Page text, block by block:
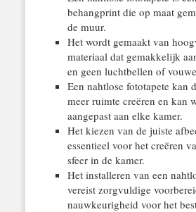
behangprint die op maat
de muur.
Het wordt gemaakt van
materiaal dat gemakkelijk
en geen luchtbellen of
Een nahtlose fototapete kan
meer ruimte creëren en kan
aangepast aan elke kamer.
Het kiezen van de juiste
essentieel voor het creëren
sfeer in de kamer.
Het installeren van een
vereist zorgvuldige
nauwkeurigheid voor het